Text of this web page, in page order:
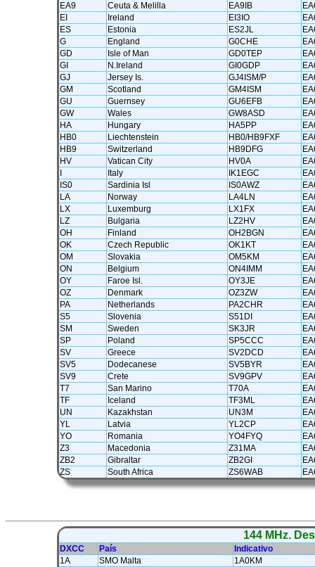
EA9
Ceuta & Melilla EA9IB
EI
Ireland EI3IO
ES
Estonia ES2JL
G
England G0CHE
GD
Isle of Man GD0TEP
GI
N.Ireland GI0GDP
GJ
Jersey Is. GJ4ISM/P
GM
Scotland GM4ISM
GU
Guernsey GU6EFB
GW
Wales GW8ASD
HA
Hungary HA5PP
HB0
Liechtenstein HB0/HB9FXF
HB9
Switzerland HB9DFG
HV
Vatican City HV0A
Italy IK1EGC
IS0
Sardinia Isl IS0AWZ
LA
Norway LA4LN
LX
Luxemburg LX1FX
LZ
Bulgaria LZ2HV
OH
Finland OH2BGN
OK
Czech Republic OK1KT
OM
Slovakia OM5KM
ON
Belgium ON4IMM
OY
Faroe Isl. OY3JE
OZ
Denmark OZ3ZW
PA
Netherlands PA2CHR
S5
Slovenia S51DI
SM
Sweden SK3JR
SP
Poland SP5CCC
SV
Greece SV2DCD
SV5
Dodecanese SV5BYR
SV9
Crete SV9GPV
T7
San Marino T70A
TF
Iceland TF3ML
UN
Kazakhstan UN3M
YL
Latvia YL2CP
YO
Romania YO4FYQ
Z3
Macedonia Z31MA
ZB2
Gibraltar ZB2GI
ZS
South Africa ZS6WAB
144 MHz.
DXCC País
Indicativo
1A
SMO Malta
1A0KM